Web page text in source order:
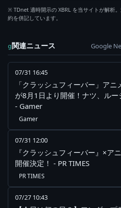
※ TDnet 適時開示の XBRL を当サイトが解析
約を併記しています。
g関連ニュース Google
07/31 16:45
「クラッシュフィーバー」アニ
が8月1日より開催！ナツ、ル
- Gamer
Gamer
07/31 12:00
『クラッシュフィーバー』×ア
開催決定！ - PR TIMES
PR TIMES
07/27 10:43